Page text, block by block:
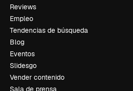
Reviews
Empleo
Tendencias de búsqueda
Blog
Eventos
Slidesgo
Vender contenido
Sala de prensa